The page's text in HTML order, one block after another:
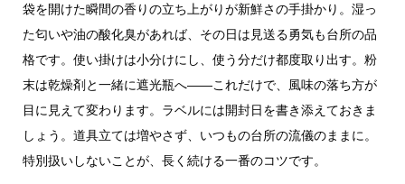
袋を開けた瞬間の香りの立ち上がりが新鮮さの手掛かり。湿っ
た匂いや油の酸化臭があれば、その日は見送る勇気も台所の品
格です。使い掛けは小分けにし、使う分だけ都度取り出す。粉
末は乾燥剤と一緒に遮光瓶へ――これだけで、風味の落ち方が
目に見えて変わります。ラベルには開封日を書き添えておきま
しょう。道具立ては増やさず、いつもの台所の流儀のままに。
特別扱いしないことが、長く続ける一番のコツです。